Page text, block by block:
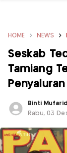
HOME NEWS
Seskab
Tamiang
Binti
Rabu, 03